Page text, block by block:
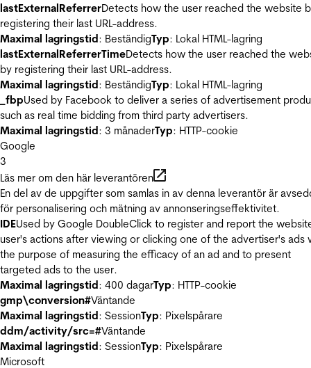
lastExternalReferrerDetects how the user reached the website
registering their last URL-address.
Maximal lagringstid: BeständigTyp: Lokal HTML-lagring
lastExternalReferrerTimeDetects how the user reached the
by registering their last URL-address.
Maximal lagringstid: BeständigTyp: Lokal HTML-lagring
_fbpUsed by Facebook to deliver a series of advertisement
such as real time bidding from third party advertisers.
Maximal lagringstid: 3 månaderTyp: HTTP-cookie
Google
3
Läs mer om den här leverantören
En del av de uppgifter som samlas in av denna leverantör är
för personalisering och mätning av annonseringseffektivitet.
IDEUsed by Google DoubleClick to register and report the
user's actions after viewing or clicking one of the advertiser's ads
the purpose of measuring the efficacy of an ad and to present
targeted ads to the user.
Maximal lagringstid: 400 dagarTyp: HTTP-cookie
gmp\conversion#Väntande
Maximal lagringstid: SessionTyp: Pixelspårare
ddm/activity/src=#Väntande
Maximal lagringstid: SessionTyp: Pixelspårare
Microsoft